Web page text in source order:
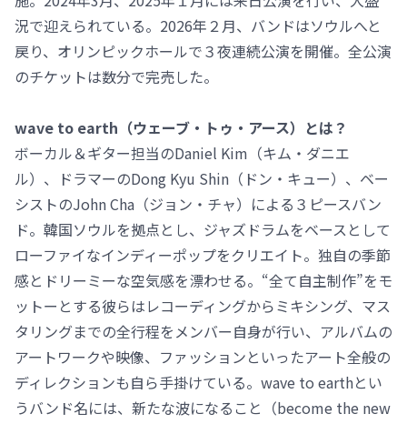
況で迎えられている。2026年２月、バンドはソウルへと
戻り、オリンピックホールで３夜連続公演を開催。全公演
のチケットは数分で完売した。
wave to earth（ウェーブ・トゥ・アース）とは？
ボーカル＆ギター担当のDaniel Kim（キム・ダニエ
ル）、ドラマーのDong Kyu Shin（ドン・キュー）、ベー
シストのJohn Cha（ジョン・チャ）による３ピースバン
ド。韓国ソウルを拠点とし、ジャズドラムをベースとして
ローファイなインディーポップをクリエイト。独自の季節
感とドリーミーな空気感を漂わせる。“全て自主制作”をモ
ットーとする彼らはレコーディングからミキシング、マス
タリングまでの全行程をメンバー自身が行い、アルバムの
アートワークや映像、ファッションといったアート全般の
ディレクションも自ら手掛けている。wave to earthとい
うバンド名には、新たな波になること（become the new